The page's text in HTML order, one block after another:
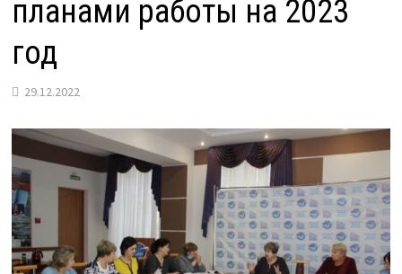
планами работы на 2023
год
29.12.2022